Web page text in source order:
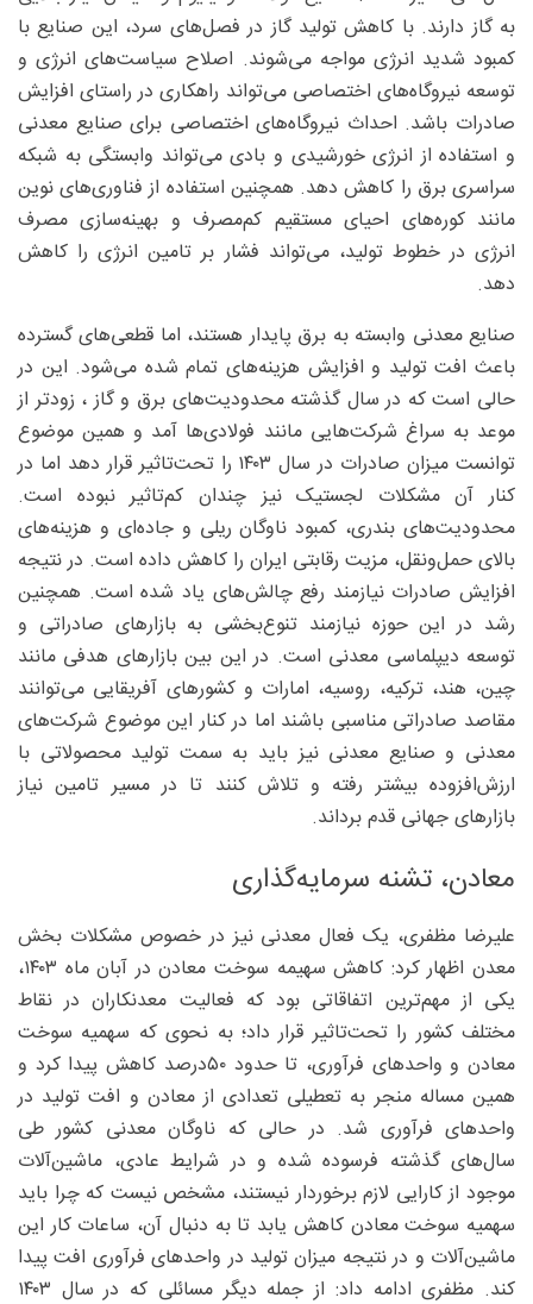
به گاز دارند. با کاهش تولید گاز در فصل‌های سرد، این صنایع با
کمبود شدید انرژی مواجه می‌‌شوند. اصلاح سیاست‌های انرژی و
توسعه نیروگاه‌های اختصاصی می‌تواند راهکاری در راستای افزایش
صادرات باشد. احداث نیروگاه‌های اختصاصی برای صنایع معدنی
و استفاده از انرژی خورشیدی و بادی می‌‌تواند وابستگی به شبکه
سراسری برق را کاهش دهد. همچنین استفاده از فناوری‌های نوین
مانند کوره‌‌های احیای مستقیم کم‌مصرف و بهینه‌‌سازی مصرف
انرژی در خطوط تولید، می‌تواند فشار بر تامین انرژی را کاهش
دهد.
صنایع معدنی وابسته به برق پایدار هستند، اما قطعی‌های گسترده
باعث افت تولید و افزایش هزینه‌‌های تمام ‌شده می‌‌شود. این در
حالی است که در سال گذشته محدودیت‌های برق و گاز ، زودتر از
موعد به سراغ شرکت‌هایی مانند فولادی‌ها آمد و همین موضوع
توانست میزان صادرات در سال ۱۴۰۳ را تحت‌تاثیر قرار دهد اما در
کنار آن مشکلات لجستیک نیز چندان کم‌تاثیر نبوده است.
محدودیت‌های بندری، کمبود ناوگان ریلی و جاده‌ای و هزینه‌‌های
بالای حمل‌ونقل، مزیت رقابتی ایران را کاهش داده است. در نتیجه
افزایش صادرات نیازمند رفع چالش‌های یاد شده است. همچنین
رشد در این حوزه نیازمند تنوع‌‌بخشی به بازارهای صادراتی و
توسعه دیپلماسی معدنی است. در این بین بازارهای هدفی مانند
چین، هند، ترکیه، روسیه، امارات و کشورهای آفریقایی می‌‌توانند
مقاصد صادراتی مناسبی باشند اما در کنار این موضوع شرکت‌های
معدنی و صنایع معدنی نیز باید به سمت تولید محصولاتی با
ارزش‌افزوده بیشتر رفته و تلاش کنند تا در مسیر تامین نیاز
بازارهای جهانی قدم برداند.
معادن، تشنه سرمایه‌گذاری
علیرضا مظفری، یک فعال معدنی نیز در خصوص مشکلات بخش
معدن اظهار کرد: کاهش سهیمه سوخت معادن در آبان ماه ۱۴۰۳،
یکی از مهم‌ترین اتفاقاتی بود که فعالیت معدنکاران در نقاط
مختلف کشور را تحت‌تاثیر قرار داد؛ به نحوی که سهمیه سوخت
معادن و واحدهای فرآوری، تا حدود ۵۰‌درصد کاهش پیدا کرد و
همین مساله منجر به تعطیلی تعدادی از معادن و افت تولید در
واحدهای فرآوری شد. در حالی که ناوگان معدنی کشور طی
سال‌های گذشته فرسوده شده و در شرایط عادی، ماشین‌آلات
موجود از کارایی لازم برخوردار نیستند، مشخص نیست که چرا باید
سهمیه سوخت معادن کاهش یابد تا به دنبال آن، ساعات کار این
ماشین‌آلات و در نتیجه میزان تولید در واحدهای فرآوری افت پیدا
کند. مظفری ادامه داد: از جمله دیگر مسائلی که در سال ۱۴۰۳